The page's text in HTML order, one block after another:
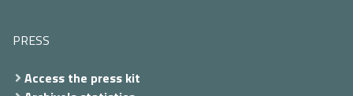
PRESS
Access the press kit